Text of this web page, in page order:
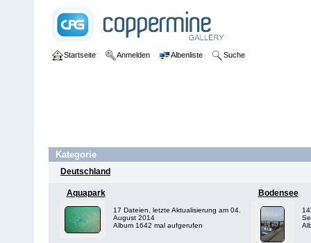
Startseite Anmelden Albenliste Suche
Kategorie
Deutschland
Aquapark
17 Dateien, letzte Aktualisierung am 04.
August 2014
Album 1642 mal aufgerufen
Bodensee